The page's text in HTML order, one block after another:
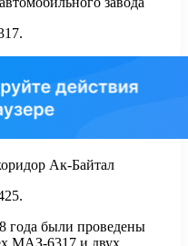
года были проведены